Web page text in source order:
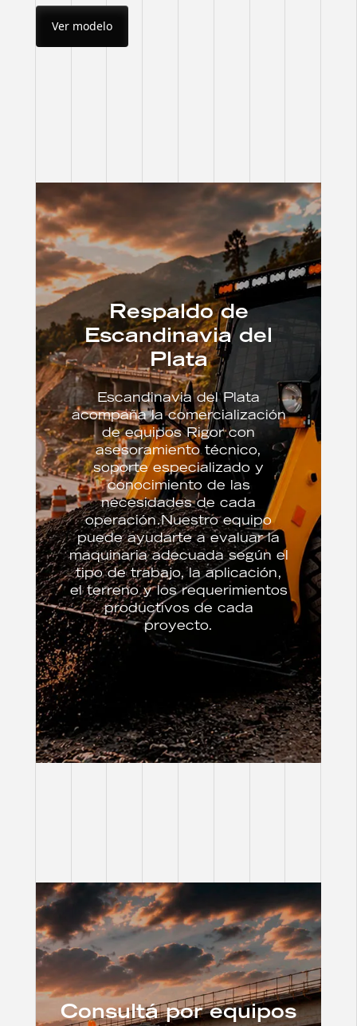
Ver modelo
Respaldo de
Escandinavia del
Plata
Escandinavia del Plata
acompaña la comercialización
de equipos Rigor con
asesoramiento técnico,
soporte especializado y
conocimiento de las
necesidades de cada
operación.Nuestro equipo
puede ayudarte a evaluar la
maquinaria adecuada según el
tipo de trabajo, la aplicación,
el terreno y los requerimientos
productivos de cada
proyecto.
Consultá por equipos